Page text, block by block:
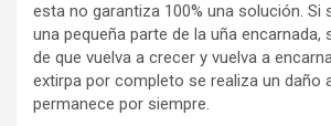
esta no garantiza 100% una solución. Si
una pequeña parte de la uña encarnada,
de que vuelva a crecer y vuelva a
extirpa por completo se realiza un daño
permanece por siempre.